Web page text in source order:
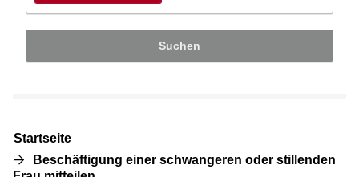
Suchen
Startseite
Beschäftigung einer schwangeren oder stillenden